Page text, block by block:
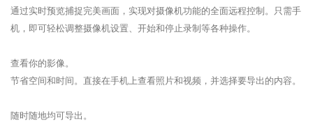
通过实时预览捕捉完美画面，实现对摄像机功能的全面远程控制。只需手
机，即可轻松调整摄像机设置、开始和停止录制等各种操作。
查看你的影像。
节省空间和时间。直接在手机上查看照片和视频，并选择要导出的内容。
随时随地均可导出。